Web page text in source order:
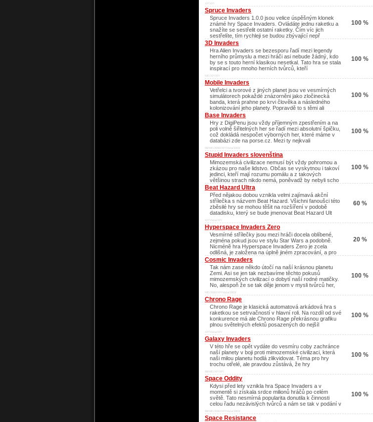
XP/XP/
Spruce Invaders
Spruce Invaders 1.0.0 jsou velice úspěšným klonek
známé hry Space Invaders. Ovládáte jednu raketku a
snažíte se sestřelit ostatní raketky. Čím víc jich
sestřelíte, tím rychleji se budou zbývající nepř
100 %
3D Invaders
Hra Alien Invaders se bezesporu řadí mezi legendy
herního průmyslu a mezi hráči asi nebude žádný, kdo
by se s touto herní klasikou nesetkal. Tato hra se stala
inspirací pro mnoho herních tvůrců, kteří
ME/XP/XP/
100 %
Mobile Invaders
Vetřelci a tvorové z jiných planet jsou ve vesmírných
simulátorech pokaždé znázorněni jako zločinecká
banda, která prahne po krvi člověka a následného
kolonizování jeho planety. Popravdě to s těmi ali
100 %
Base Invaders
Hry z DigiPenu jsou vždy příjemným zpestřením a na
poli volně šiřitelných her se řadí mezi absolutní špičku,
což dokládá nespočet výborných her, které máme v
databázi zde na porse.cz. Mezi ty nejkvali
98/ME/2000/XP/Vista/2003/
100 %
Stupid Invaders slovenština
Mimozemská civilizace nemusí být vždy pohromou a
zkázou pro naše lidstvo. Občas se vyskytnou i takoví
jedinci, kteří mají rozumu pomálu a z takových
většinou strach nikdo nemá, poněvadž by nebyli scho
100 %
Beat Hazard Ultra
Před nějakou dobou vznikla velmi zajímavá akční
střílečka s názvem Beat Hazard. Všichni fanoušci této
zběsilé hry se mohou těšit na rozšíření v podobě
datadisku, který se bude jmenovat Beat Hazard Ult
XP/Vista/XP/
60 %
Hyperspace Invaders Zero
Vesmírné střílečky jsou mezi hráči docela oblíbené,
zejména pokud jsou ve stylu Star Wars a podobně.
Nicméně hra Hyperspace Invaders Zero je zcela
odlišná, je založena na úplně jiném zpracování, a pro
20 %
Cosmic Invaders
Tak nám zase někdo útočí na naší krásnou planetu
Zemi. Asi se jen tak nezbavíme těchto pokusů
mimozemských civilizací o dobytí naší rodné matičky.
No, alespoň že se tak děje jenom v mysli tvůrců her,
ME/2000/XP/Vista/2003/
100 %
Chrono Rage
Chrono Rage je klasická automatová arkádová hra s
raketkou se setrvačností v hlavní roli. Na rozdíl od své
konkurence má ale Chrono Rage překrásnou grafiku
plnou světelných efektů posazených do nejšíl
XP/Vista/XP/
100 %
Galaxy Invaders
V této hře se opět vydáte do vesmíru coby zachránce
naší planety v boji proti mimozemské civilizaci, která
naši milou planetu hodlá zlikvidovat. Téma pro hry
trochu otřelé, ale pravdou zůstává, že hry
98/ME/XP/XP/
100 %
Space Oddity
Kdysi před lety vznikla hra Space Invaders a v
momentě si získala srdce milionů hráčů po celém
světě. Tato nesmírná popularita donutila k činnosti
celou řadu nezávislých tvůrců a nám se tak v podání v
98/ME/2000/XP/Vista/2003/
100 %
Space Resistance